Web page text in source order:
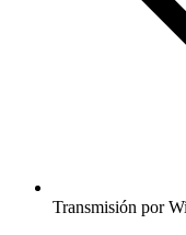
Transmisión por